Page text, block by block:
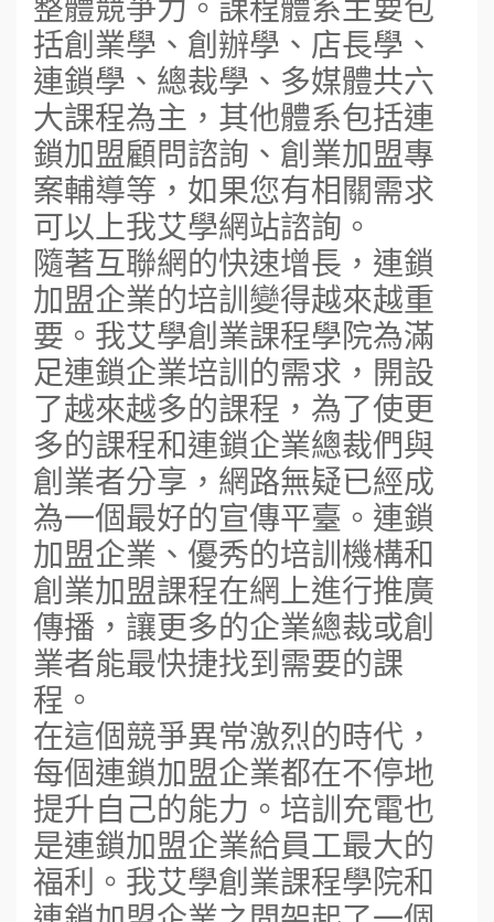
括創業學、創辦學、店長學、
連鎖學、總裁學、多媒體共六
大課程為主，其他體系包括連
鎖加盟顧問諮詢、創業加盟專
案輔導等，如果您有相關需求
可以上我艾學網站諮詢。
隨著互聯網的快速增長，連鎖
加盟企業的培訓變得越來越重
要。我艾學創業課程學院為滿
足連鎖企業培訓的需求，開設
了越來越多的課程，為了使更
多的課程和連鎖企業總裁們與
創業者分享，網路無疑已經成
為一個最好的宣傳平臺。連鎖
加盟企業、優秀的培訓機構和
創業加盟課程在網上進行推廣
傳播，讓更多的企業總裁或創
業者能最快捷找到需要的課
程。
在這個競爭異常激烈的時代，
每個連鎖加盟企業都在不停地
提升自己的能力。培訓充電也
是連鎖加盟企業給員工最大的
福利。我艾學創業課程學院和